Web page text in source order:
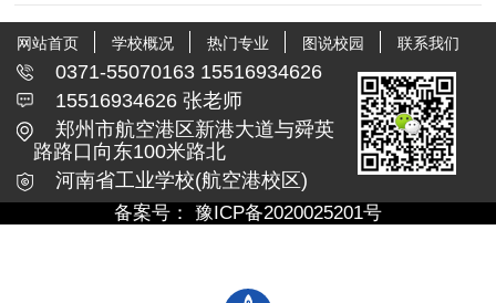
网站首页 学校概况 热门专业 图说校园 联系我们
0371-55070163 15516934626
15516934626 张老师
郑州市航空港区新港大道与舜英
路路口向东100米路北
河南省工业学校(航空港校区)
备案号： 豫ICP备2020025201号